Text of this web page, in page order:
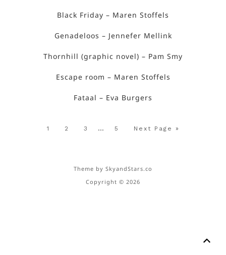
Black Friday – Maren Stoffels
Genadeloos – Jennefer Mellink
Thornhill (graphic novel) – Pam Smy
Escape room – Maren Stoffels
Fataal – Eva Burgers
1 2 3 … 5 Next Page »
Theme by SkyandStars.co
Copyright © 2026